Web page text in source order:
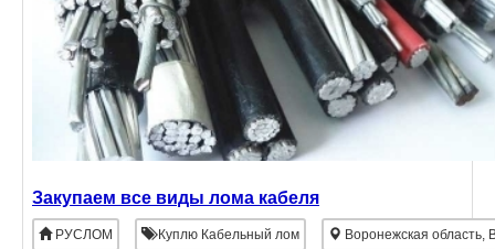
Закупаем все виды лома кабеля
РУСЛОМ Куплю Кабельный лом Воронежская область,